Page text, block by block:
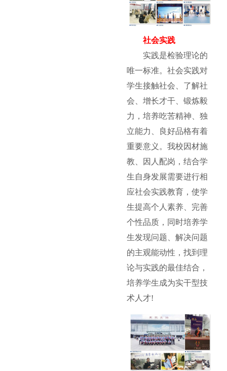
社会实践
实践是检验理论的
唯一标准。社会实践对
学生接触社会、了解社
会、增长才干、锻炼毅
力，培养吃苦精神、独
立能力、良好品格有着
重要意义。我校因材施
教、因人配岗，结合学
生自身发展需要进行相
应社会实践教育，使学
生提高个人素养、完善
个性品质，同时培养学
生发现问题、解决问题
的主观能动性，找到理
论与实践的最佳结合，
培养学生成为实干型技
术人才!